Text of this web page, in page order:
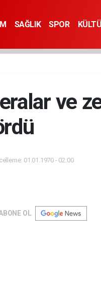
SAĞLIK SPOR
ve
01.01.1970 - 02:00
OL